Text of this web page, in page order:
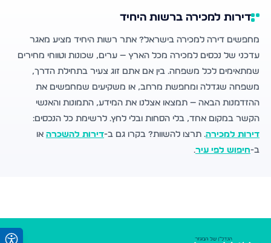
דירות למכירה ברשות היחיד
מחפשים דירה למכירה בישראל? אתר רשות היחיד מציע מאגר
עדכני של נכסים למכירה מכל הארץ — ערים, שכונות וטווחי מחירים
שמתאימים לכל משפחה. בין אם אתם זוג צעיר בתחילת הדרך,
משפחה שגדלה ומחפשת מרחב, או משקיעים שמחפשים את
ההזדמנות הבאה — תמצאו אצלנו את המידע, התמונות והאנשי
הקשר במקום אחד, בלי הסחות ובלי לחץ. לרשימת כל הנכסים:
דירות למכירה. תרצו להשוות? בקרו גם ב-דירות להשכרה או
ב-חיפוש לפי עיר.